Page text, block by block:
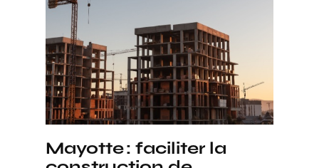
Mayotte : faciliter la